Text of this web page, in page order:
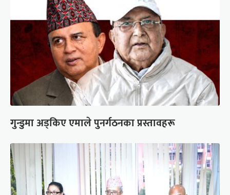
गुन्डुमा अड्किए एमाले पुनर्गठनका प्रस्तावहरू